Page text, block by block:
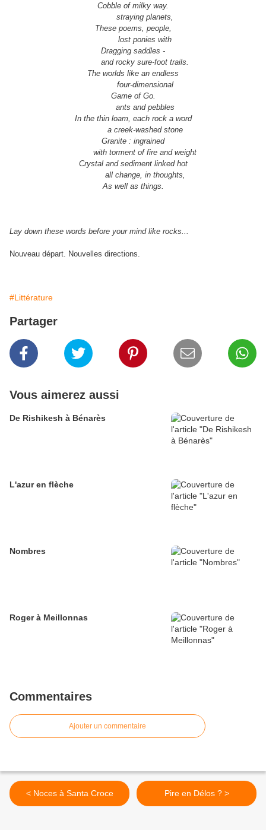
Cobble of milky way.
straying planets,
These poems, people,
lost ponies with
Dragging saddles -
and rocky sure-foot trails.
The worlds like an endless
four-dimensional
Game of Go.
ants and pebbles
In the thin loam, each rock a word
a creek-washed stone
Granite : ingrained
with torment of fire and weight
Crystal and sediment linked hot
all change, in thoughts,
As well as things.
Lay down these words before your mind like rocks...
Nouveau départ. Nouvelles directions.
#Littérature
Partager
Vous aimerez aussi
De Rishikesh à Bénarès
L'azur en flèche
Nombres
Roger à Meillonnas
Commentaires
Ajouter un commentaire
< Noces à Santa Croce Pire en Délos ? >